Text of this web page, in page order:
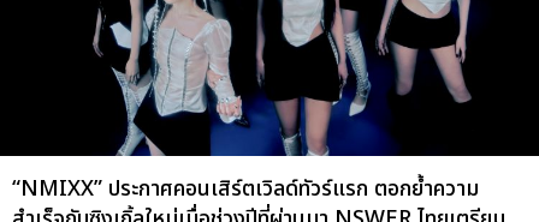
“NMIXX” ประกาศคอนเสิร์ตเวิลด์ทัวร์แรก ตอกย้ำความ